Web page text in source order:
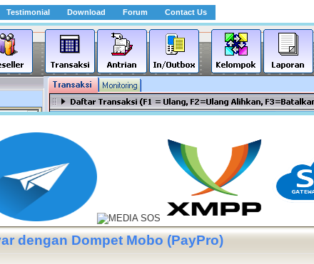
Testimonial Download Forum Contact Us
dengan Dompet Mobo (PayPro)